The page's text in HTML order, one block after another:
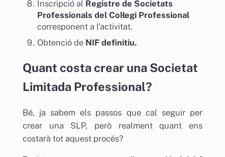
Inscripció al Registre de Societats
Professionals del Col·legi Professional
corresponent a l’activitat.
Obtenció de NIF definitiu.
Quant costa crear una Societat
Limitada Professional?
Bé, ja sabem els passos que cal seguir per
crear una SLP, però realment quant ens
costarà tot aquest procés?